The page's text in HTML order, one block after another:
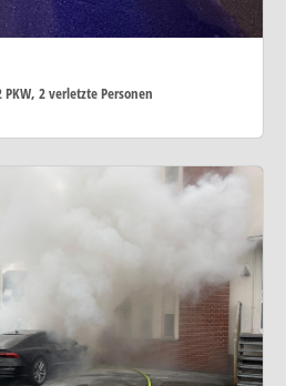
2 verletzte Personen